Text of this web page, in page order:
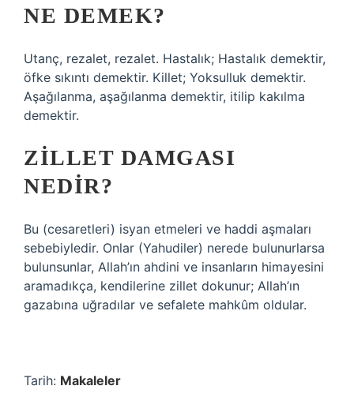
NE DEMEK?
Utanç, rezalet, rezalet. Hastalık; Hastalık demektir,
öfke sıkıntı demektir. Killet; Yoksulluk demektir.
Aşağılanma, aşağılanma demektir, itilip kakılma
demektir.
ZILLET DAMGASI
NEDIR?
Bu (cesaretleri) isyan etmeleri ve haddi aşmaları
sebebiyledir. Onlar (Yahudiler) nerede bulunurlarsa
bulunsunlar, Allah’ın ahdini ve insanların himayesini
aramadıkça, kendilerine zillet dokunur; Allah’ın
gazabına uğradılar ve sefalete mahkûm oldular.
Tarih: Makaleler